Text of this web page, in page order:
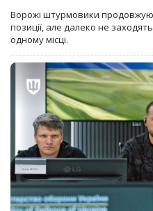
Ворожі штурмовики
позиції, але далеко не
одному місці.